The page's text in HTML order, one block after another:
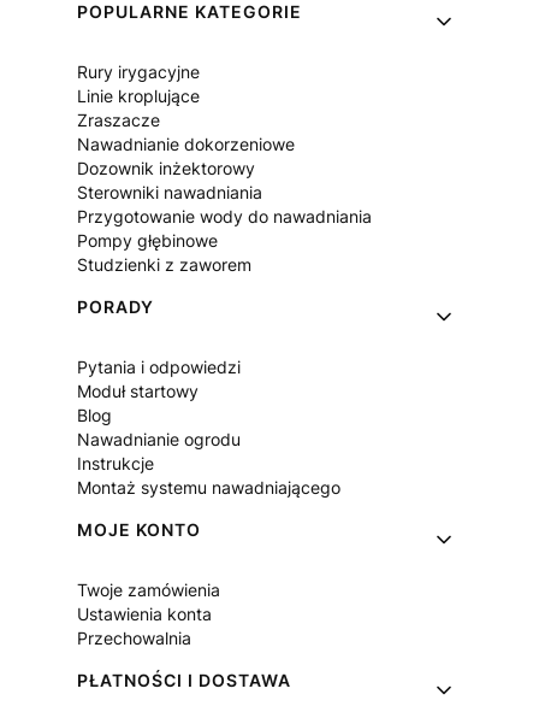
POPULARNE KATEGORIE
Rury irygacyjne
Linie kroplujące
Zraszacze
Nawadnianie dokorzeniowe
Dozownik inżektorowy
Sterowniki nawadniania
Przygotowanie wody do nawadniania
Pompy głębinowe
Studzienki z zaworem
PORADY
Pytania i odpowiedzi
Moduł startowy
Blog
Nawadnianie ogrodu
Instrukcje
Montaż systemu nawadniającego
MOJE KONTO
Twoje zamówienia
Ustawienia konta
Przechowalnia
PŁATNOŚCI I DOSTAWA